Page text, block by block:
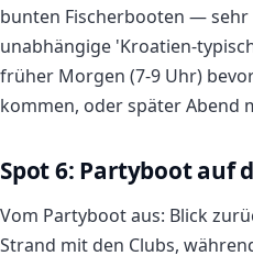
bunten Fischerbooten —
unabhängige 'Kroatien-
früher Morgen (7-9 Uhr)
kommen, oder später Abend
Spot 6: Partyboot auf
Vom Partyboot aus: Blick
Strand mit den Clubs,